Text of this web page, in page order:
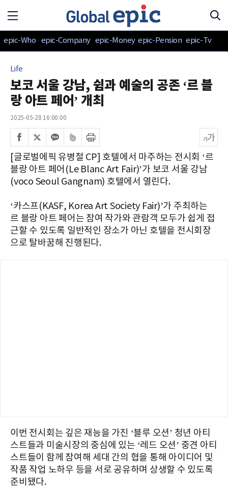
epic-Who epic-Company epic-Money epic-Pension epic-Tv
Life
보코 서울 강남, 쉼과 예술의 공존 ‘르 블
랑 아트 페어’ 개최
2025-05-28 16:00:00
[글로벌에픽 유병철 CP] 호텔에서 마주하는 전시회 ‘르
블랑 아트 페어(Le Blanc Art Fair)’가 보코 서울 강남
(voco Seoul Gangnam) 호텔에서 열린다.
‘카스프(KASF, Korea Art Society Fair)’가 주최하는
르 블랑 아트 페어는 참여 작가와 관람객 모두가 쉽게 접
근할 수 있도록 일반적인 장소가 아닌 호텔을 전시회장
으로 탈바꿈해 진행된다.
이번 전시회는 깊은 재능을 가진 ‘블루 오션’ 청년 아티
스트들과 미술시장의 중심에 있는 ‘레드 오션’ 중견 아티
스트들이 함께 참여해 세대 간의 협을 통해 아이디어 및
작품 작업 노하우 등을 서로 공유하며 상생할 수 있도록
준비됐다.